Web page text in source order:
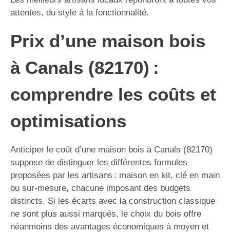
attentes, du style à la fonctionnalité.
Prix d’une maison bois
à Canals (82170) :
comprendre les coûts et
optimisations
Anticiper le coût d’une maison bois à Canals (82170)
suppose de distinguer les différentes formules
proposées par les artisans : maison en kit, clé en main
ou sur-mesure, chacune imposant des budgets
distincts. Si les écarts avec la construction classique
ne sont plus aussi marqués, le choix du bois offre
néanmoins des avantages économiques à moyen et